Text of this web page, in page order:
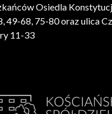
Osiedla
49-68, 75-80 oraz ulica
11-33